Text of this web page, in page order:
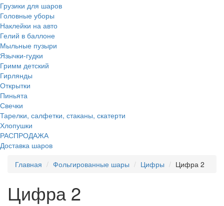
Грузики для шаров
Головные уборы
Наклейки на авто
Гелий в баллоне
Мыльные пузыри
Язычки-гудки
Гримм детский
Гирлянды
Открытки
Пиньята
Свечки
Тарелки, салфетки, стаканы, скатерти
Хлопушки
РАСПРОДАЖА
Доставка шаров
Главная
Фольгированные шары Цифры Цифра 2
Цифра 2